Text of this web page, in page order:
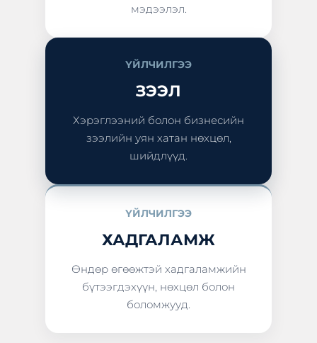
мэдээлэл.
ҮЙЛЧИЛГЭЭ
ЗЭЭЛ
Хэрэглээний болон бизнесийн
зээлийн уян хатан нөхцөл,
шийдлүүд.
ҮЙЛЧИЛГЭЭ
ХАДГАЛАМЖ
Өндөр өгөөжтэй хадгаламжийн
бүтээгдэхүүн, нөхцөл болон
боломжууд.